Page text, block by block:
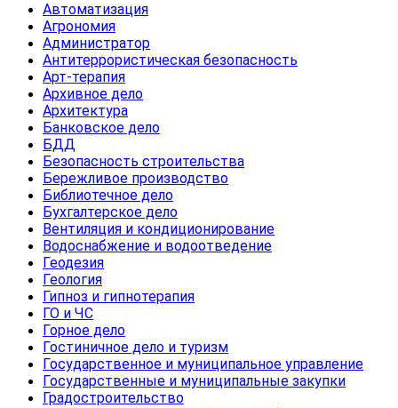
Автоматизация
Агрономия
Администратор
Антитеррористическая безопасность
Арт-терапия
Архивное дело
Архитектура
Банковское дело
БДД
Безопасность строительства
Бережливое производство
Библиотечное дело
Бухгалтерское дело
Вентиляция и кондиционирование
Водоснабжение и водоотведение
Геодезия
Геология
Гипноз и гипнотерапия
ГО и ЧС
Горное дело
Гостиничное дело и туризм
Государственное и муниципальное управление
Государственные и муниципальные закупки
Градостроительство